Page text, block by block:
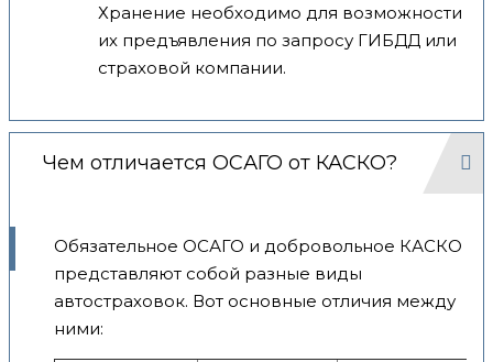
Хранение необходимо для возможности
их предъявления по запросу ГИБДД или
страховой компании.
Чем отличается ОСАГО от КАСКО?
Обязательное ОСАГО и добровольное КАСКО
представляют собой разные виды
автостраховок. Вот основные отличия между
ними: